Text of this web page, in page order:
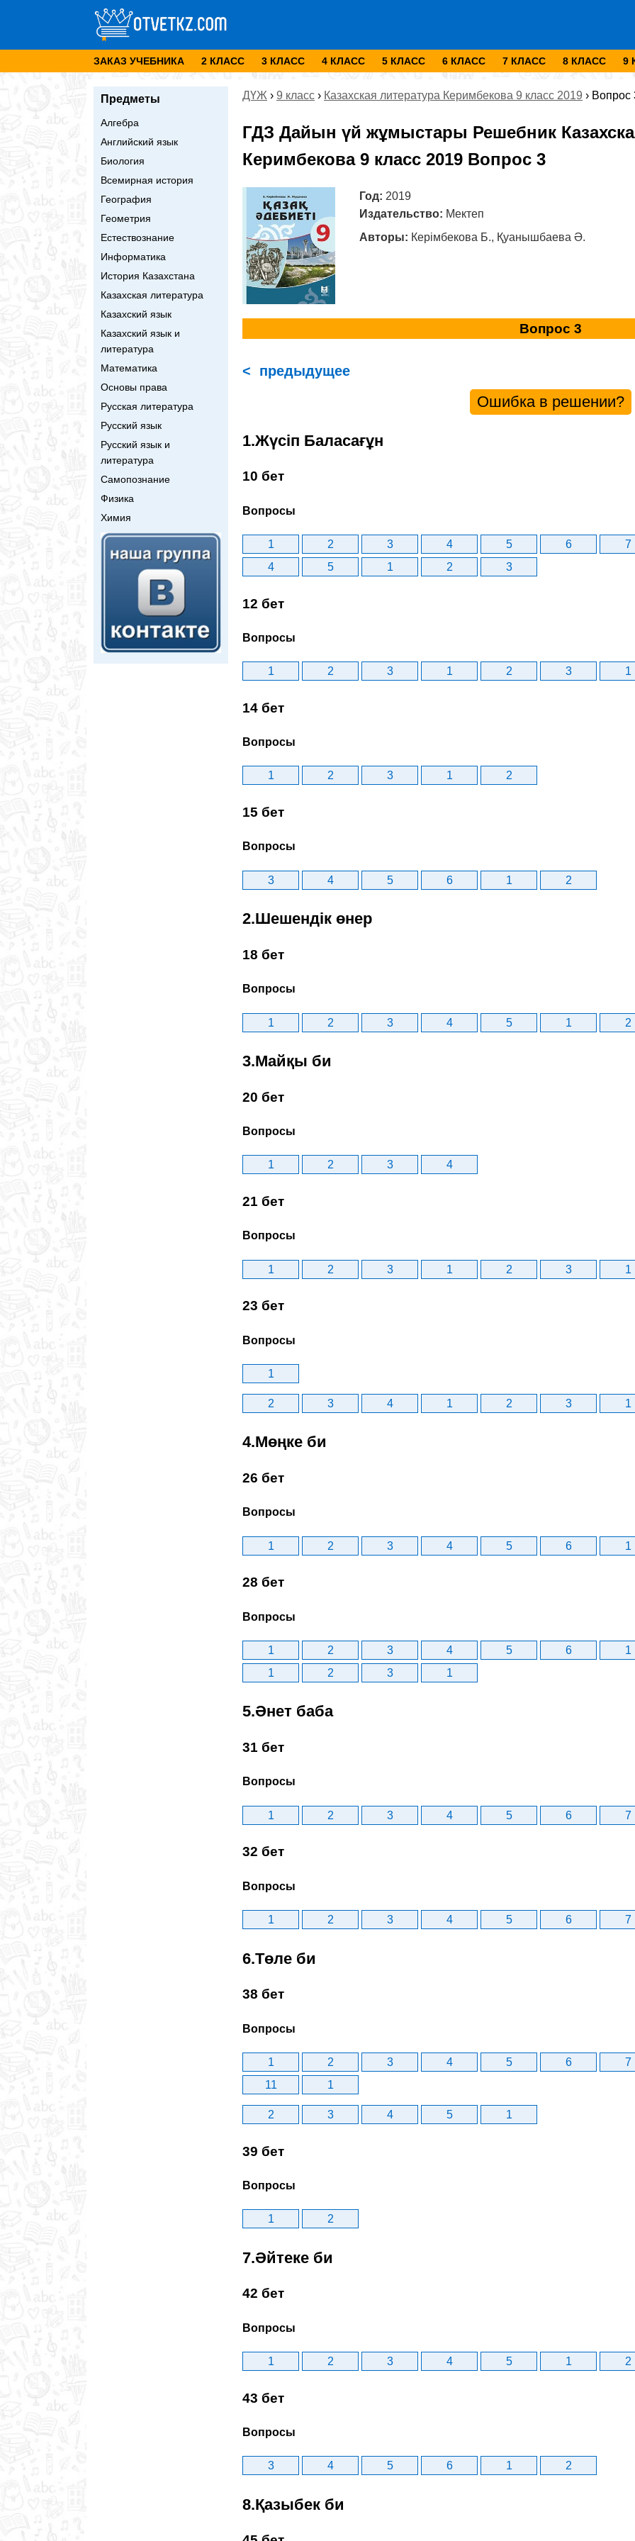
ЗАКАЗ УЧЕБНИКА 2 КЛАСС 3 КЛАСС 4 КЛАСС 5 КЛАСС 6 КЛАСС 7 КЛАСС 8 КЛАСС 9
Предметы
Алгебра
Английский язык
Биология
Всемирная история
География
Геометрия
Естествознание
Информатика
История Казахстана
Казахская литература
Казахский язык
Казахский язык и
литература
Математика
Основы права
Русская литература
Русский язык
Русский язык и
литература
Самопознание
Физика
Химия
ДҮЖ › 9 класс › Казахская литература Керимбекова 9 класс 2019 › Вопрос
ГДЗ Дайын үй жұмыстары Решебник
Керимбекова 9 класс 2019 Вопрос 3
Год: 2019
Издательство: Мектеп
Авторы: Керімбекова Б., Қуанышбаева Ә.
Вопрос 3
< предыдущее
Ошибка в решении?
1.Жүсіп Баласағұн
10 бет
Вопросы
1 2 3 4 5 6
7
4
5 1 2 3
12 бет
Вопросы
1 2 3 1 2 3 1
14 бет
Вопросы
1 2 3 1 2
15 бет
Вопросы
3 4 5 6 1 2
2.Шешендік өнер
18 бет
Вопросы
1 2 3 4 5 1 2
3.Майқы би
20 бет
Вопросы
1 2 3 4
21 бет
Вопросы
1 2 3 1 2 3 1
23 бет
Вопросы
1
2 3 4 1 2 3 1
4.Мөңке би
26 бет
Вопросы
1 2 3 4 5 6 1
28 бет
Вопросы
1 2 3 4 5 6
1
1
2 3 1
5.Әнет баба
31 бет
Вопросы
1 2 3 4 5 6 7
32 бет
Вопросы
1 2 3 4 5 6 7
6.Төле би
38 бет
Вопросы
1 2 3 4 5 6
7
11
1
2 3 4 5 1
39 бет
Вопросы
1 2
7.Әйтеке би
42 бет
Вопросы
1 2 3 4 5 1 2
43 бет
Вопросы
3 4 5 6 1 2
8.Қазыбек би